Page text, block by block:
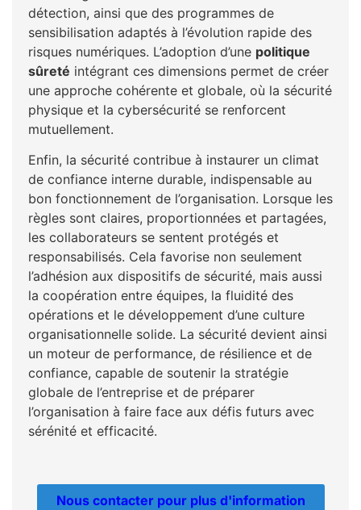
détection, ainsi que des programmes de
sensibilisation adaptés à l’évolution rapide des
risques numériques. L’adoption d’une politique
sûreté intégrant ces dimensions permet de créer
une approche cohérente et globale, où la sécurité
physique et la cybersécurité se renforcent
mutuellement.
Enfin, la sécurité contribue à instaurer un climat
de confiance interne durable, indispensable au
bon fonctionnement de l’organisation. Lorsque les
règles sont claires, proportionnées et partagées,
les collaborateurs se sentent protégés et
responsabilisés. Cela favorise non seulement
l’adhésion aux dispositifs de sécurité, mais aussi
la coopération entre équipes, la fluidité des
opérations et le développement d’une culture
organisationnelle solide. La sécurité devient ainsi
un moteur de performance, de résilience et de
confiance, capable de soutenir la stratégie
globale de l’entreprise et de préparer
l’organisation à faire face aux défis futurs avec
sérénité et efficacité.
Nous contacter pour plus d'information